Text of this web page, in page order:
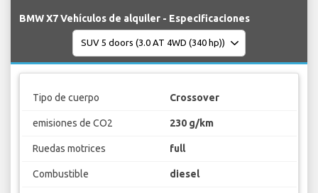
BMW X7 Vehículos de alquiler - Especificaciones
Tipo de cuerpo Crossover
emisiones de CO2 230 g/km
Ruedas motrices full
Combustible diesel